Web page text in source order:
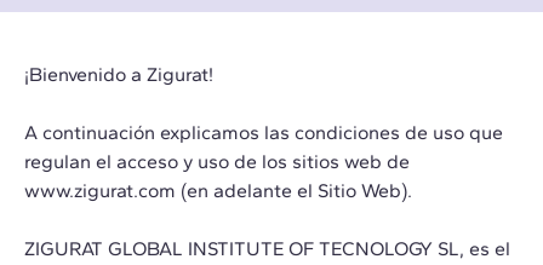
¡Bienvenido a Zigurat!
A continuación explicamos las condiciones de uso que
regulan el acceso y uso de los sitios web de
www.zigurat.com (en adelante el Sitio Web).
ZIGURAT GLOBAL INSTITUTE OF TECNOLOGY SL, es el